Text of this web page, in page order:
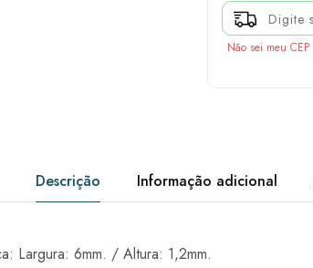
Não sei meu CEP
Descrição Informação adicional
Largura: 6mm. / Altura: 1,2mm.